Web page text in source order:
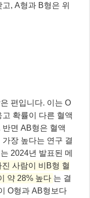
, A형과 B형은 위
편입니다. 이는 O
확률이 다른 혈액
면 AB형은 혈액
장 높다는 연구 결
2024년 발표된 메
사람이 비B형 혈
약 28% 높다 는 결
O형과 AB형보다